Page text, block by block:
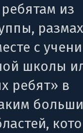
из
с
школы
ребят» в